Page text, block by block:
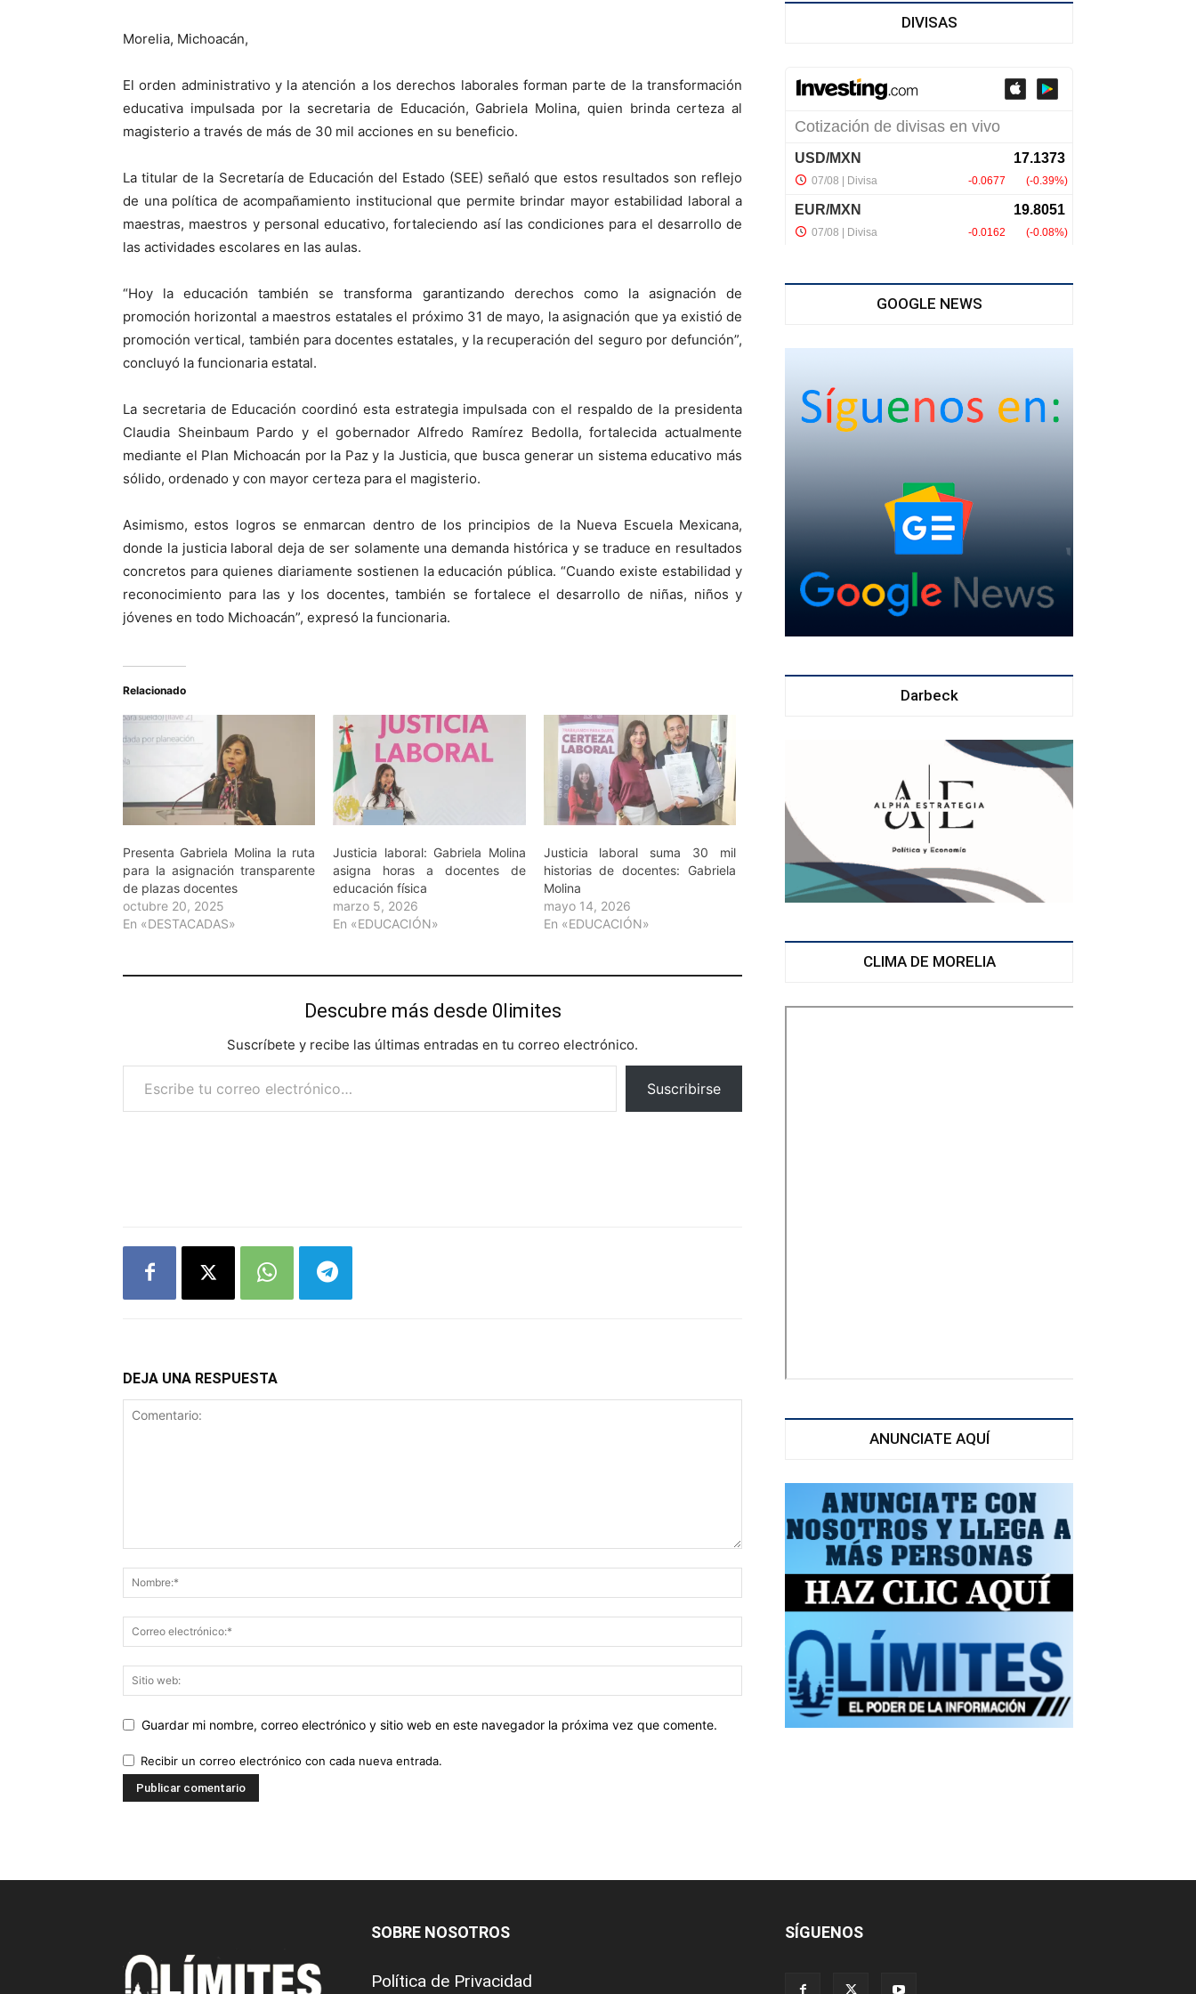
Morelia, Michoacán,
El orden administrativo y la atención a los derechos laborales forman parte de la transformación
educativa impulsada por la secretaria de Educación, Gabriela Molina, quien brinda certeza al
magisterio a través de más de 30 mil acciones en su beneficio.
La titular de la Secretaría de Educación del Estado (SEE) señaló que estos resultados son reflejo
de una política de acompañamiento institucional que permite brindar mayor estabilidad laboral a
maestras, maestros y personal educativo, fortaleciendo así las condiciones para el desarrollo de
las actividades escolares en las aulas.
“Hoy la educación también se transforma garantizando derechos como la asignación de
promoción horizontal a maestros estatales el próximo 31 de mayo, la asignación que ya existió de
promoción vertical, también para docentes estatales, y la recuperación del seguro por defunción”,
concluyó la funcionaria estatal.
La secretaria de Educación coordinó esta estrategia impulsada con el respaldo de la presidenta
Claudia Sheinbaum Pardo y el gobernador Alfredo Ramírez Bedolla, fortalecida actualmente
mediante el Plan Michoacán por la Paz y la Justicia, que busca generar un sistema educativo más
sólido, ordenado y con mayor certeza para el magisterio.
Asimismo, estos logros se enmarcan dentro de los principios de la Nueva Escuela Mexicana,
donde la justicia laboral deja de ser solamente una demanda histórica y se traduce en resultados
concretos para quienes diariamente sostienen la educación pública. “Cuando existe estabilidad y
reconocimiento para las y los docentes, también se fortalece el desarrollo de niñas, niños y
jóvenes en todo Michoacán”, expresó la funcionaria.
Relacionado
Presenta Gabriela Molina la ruta
para la asignación transparente
de plazas docentes
octubre 20, 2025
En «DESTACADAS»
Justicia laboral: Gabriela Molina
asigna horas a docentes de
educación física
marzo 5, 2026
En «EDUCACIÓN»
Justicia laboral suma 30 mil
historias de docentes: Gabriela
Molina
mayo 14, 2026
En «EDUCACIÓN»
Descubre más desde 0limites
Suscríbete y recibe las últimas entradas en tu correo electrónico.
Escribe tu correo electrónico…
Suscribirse
DEJA UNA RESPUESTA
Guardar mi nombre, correo electrónico y sitio web en este navegador la próxima vez que comente.
Recibir un correo electrónico con cada nueva entrada.
DIVISAS
GOOGLE NEWS
Darbeck
CLIMA DE MORELIA
ANUNCIATE AQUÍ
SOBRE NOSOTROS
Política de Privacidad
SÍGUENOS